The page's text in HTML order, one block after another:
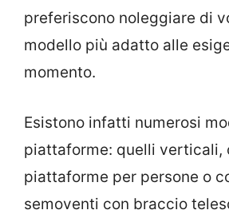
preferiscono noleggiare di
modello più adatto alle
momento.
Esistono infatti numerosi
piattaforme: quelli verticali,
piattaforme per persone o
semoventi con braccio